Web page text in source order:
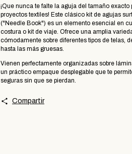
​¡Que nunca te falte la aguja del tamaño exacto
proyectos textiles! Este clásico kit de agujas
("Needle Book") es un elemento esencial en
costura o kit de viaje. Ofrece una amplia
cómodamente sobre diferentes tipos de telas,
hasta las más gruesas.
​Vienen perfectamente organizadas sobre
un práctico empaque desplegable que te
seguras sin que se pierdan.
Compartir